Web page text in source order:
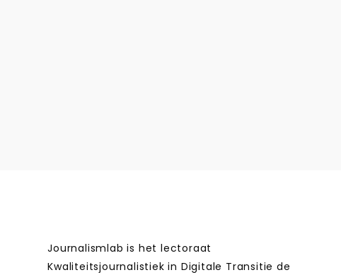
Journalismlab is het lectoraat
Kwaliteitsjournalistiek in Digitale Transitie de